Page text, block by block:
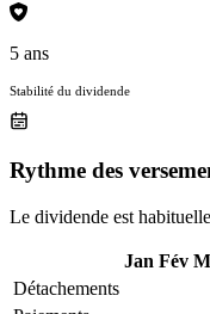
5 ans
Stabilité du dividende
Rythme des
Le dividende est
Jan Fév
Détachements